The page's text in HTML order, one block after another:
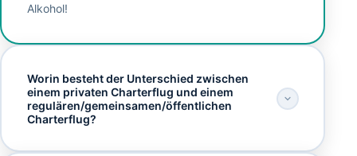
Alkohol!
Worin besteht der Unterschied zwischen
einem privaten Charterflug und einem
regulären/gemeinsamen/öffentlichen
Charterflug?